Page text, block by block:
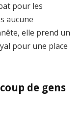
pour les
aucune
elle prend un
pour une place
de gens